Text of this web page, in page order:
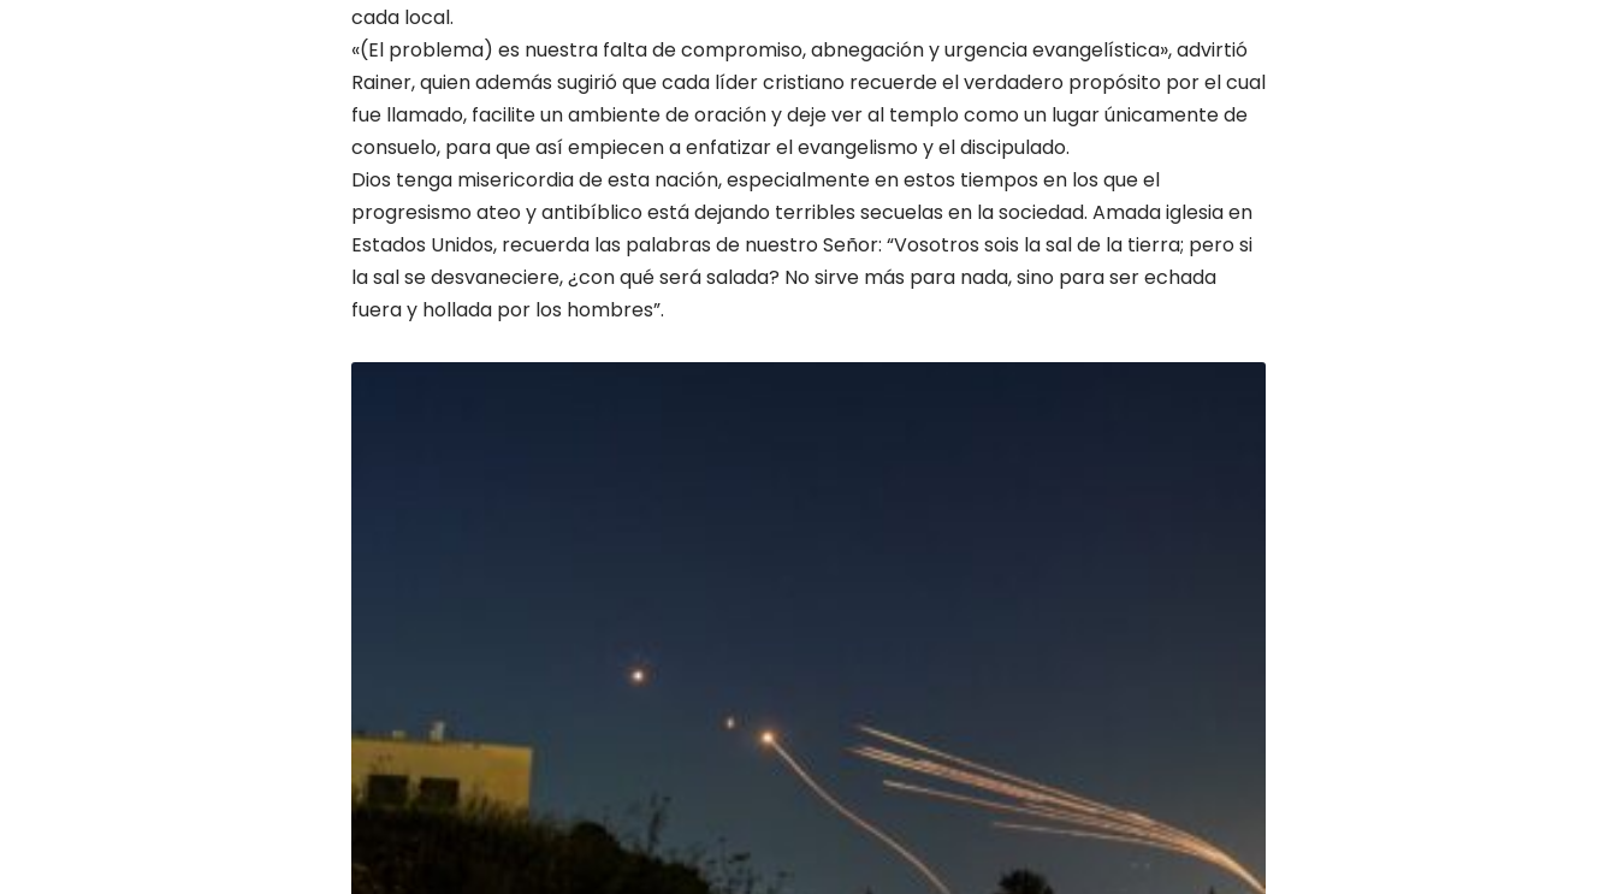
cada local.
«(El problema) es nuestra falta de compromiso, abnegación y urgencia evangelística», advirtió
Rainer, quien además sugirió que cada líder cristiano recuerde el verdadero propósito por el cual
fue llamado, facilite un ambiente de oración y deje ver al templo como un lugar únicamente de
consuelo, para que así empiecen a enfatizar el evangelismo y el discipulado.
Dios tenga misericordia de esta nación, especialmente en estos tiempos en los que el
progresismo ateo y antibíblico está dejando terribles secuelas en la sociedad. Amada iglesia en
Estados Unidos, recuerda las palabras de nuestro Señor: “Vosotros sois la sal de la tierra; pero si
la sal se desvaneciere, ¿con qué será salada? No sirve más para nada, sino para ser echada
fuera y hollada por los hombres”.